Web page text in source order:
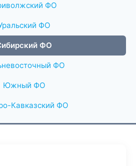
ФО
ФО
ФО
ФО
Южный ФО
Кавказский ФО